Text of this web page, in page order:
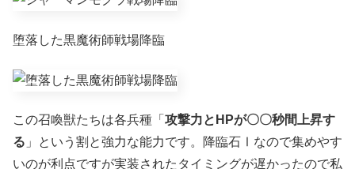
堕落した黒魔術師戦場降臨
この召喚獣たちは各兵種「 攻撃力とHPが〇〇秒間上昇す
る 」という割と強力な能力です。降臨石Ⅰなので集めやす
いのが利点ですが実装されたタイミングが遅かったので私